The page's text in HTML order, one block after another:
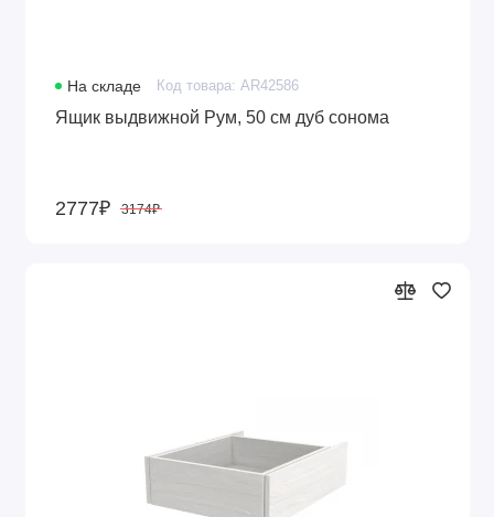
На складе Код товара: AR42586
Ящик выдвижной Рум, 50 см дуб сонома
2777₽ 3174₽